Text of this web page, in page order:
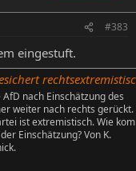
#383
eingestuft.
rechtsextremistisch" eingestuft
nach Einschätzung des
weiter nach rechts gerückt.
ist extremistisch. Wie
Einschätzung? Von K.